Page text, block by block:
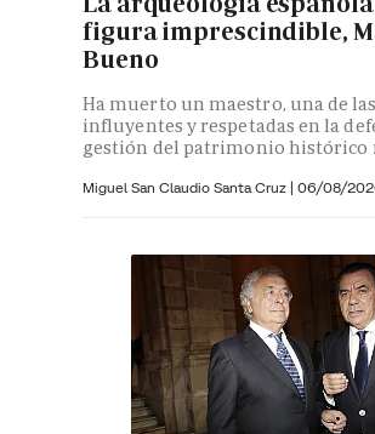
figura imprescindible,
Bueno
Ha muerto un maestro, una de
influyentes y respetadas en la
gestión del patrimonio histórico
Miguel San Claudio Santa Cruz | 06/08/